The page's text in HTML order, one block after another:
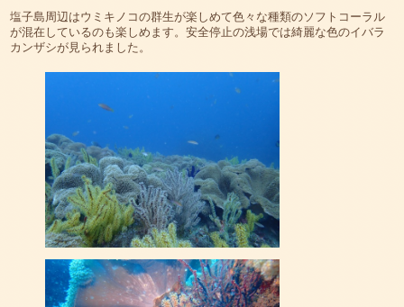
塩子島周辺はウミキノコの群生が楽しめて色々な種類のソフトコーラル
が混在しているのも楽しめます。安全停止の浅場では綺麗な色のイバラ
カンザシが見られました。